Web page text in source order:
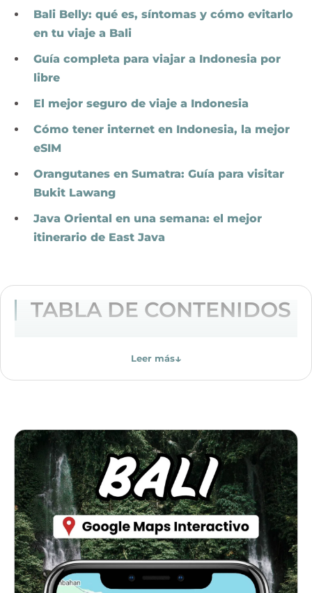
Bali Belly: qué es, síntomas y cómo evitarlo
en tu viaje a Bali
Guía completa para viajar a Indonesia por
libre
El mejor seguro de viaje a Indonesia
Cómo tener internet en Indonesia, la mejor
eSIM
Orangutanes en Sumatra: Guía para visitar
Bukit Lawang
Java Oriental en una semana: el mejor
itinerario de East Java
TABLA DE CONTENIDOS
Leer más↓